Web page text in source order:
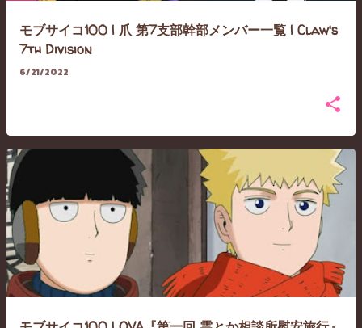
モブサイコ100 | 爪 第7支部幹部メンバー一覧 | Claw's
7th Division
6/21/2022